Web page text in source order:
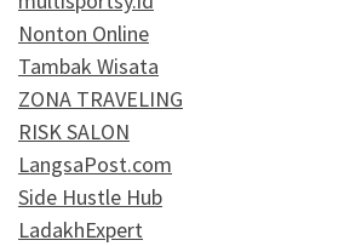
Nonton Online
Tambak Wisata
ZONA TRAVELING
RISK SALON
LangsaPost.com
Side Hustle Hub
LadakhExpert